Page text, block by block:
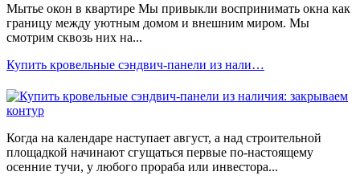
Мытье окон в квартире Мы привыкли воспринимать окна как
границу между уютным домом и внешним миром. Мы
смотрим сквозь них на...
Купить кровельные сэндвич-панели из нали…
Когда на календаре наступает август, а над строительной
площадкой начинают сгущаться первые по-настоящему
осенние тучи, у любого прораба или инвестора...